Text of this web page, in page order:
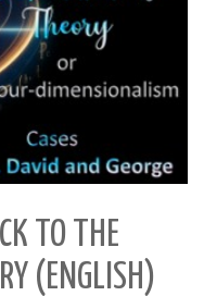
TO THE
(ENGLISH)